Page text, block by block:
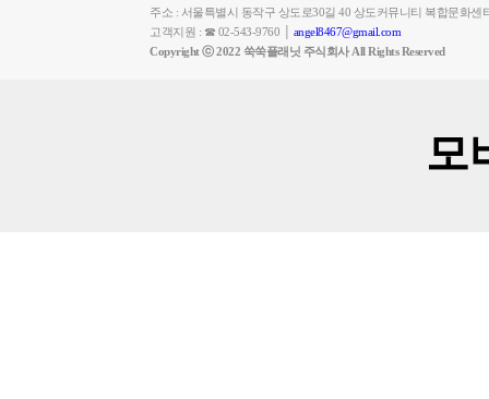
주소 : 서울특별시 동작구 상도로30길 40 상도커뮤니티 복합문화
고객지원 : ☎ 02-543-9760 │ angel8467@gmail.com
Copyright ⓒ 2022 쑥쑥플래닛 주식회사 All Rights Reserved
모